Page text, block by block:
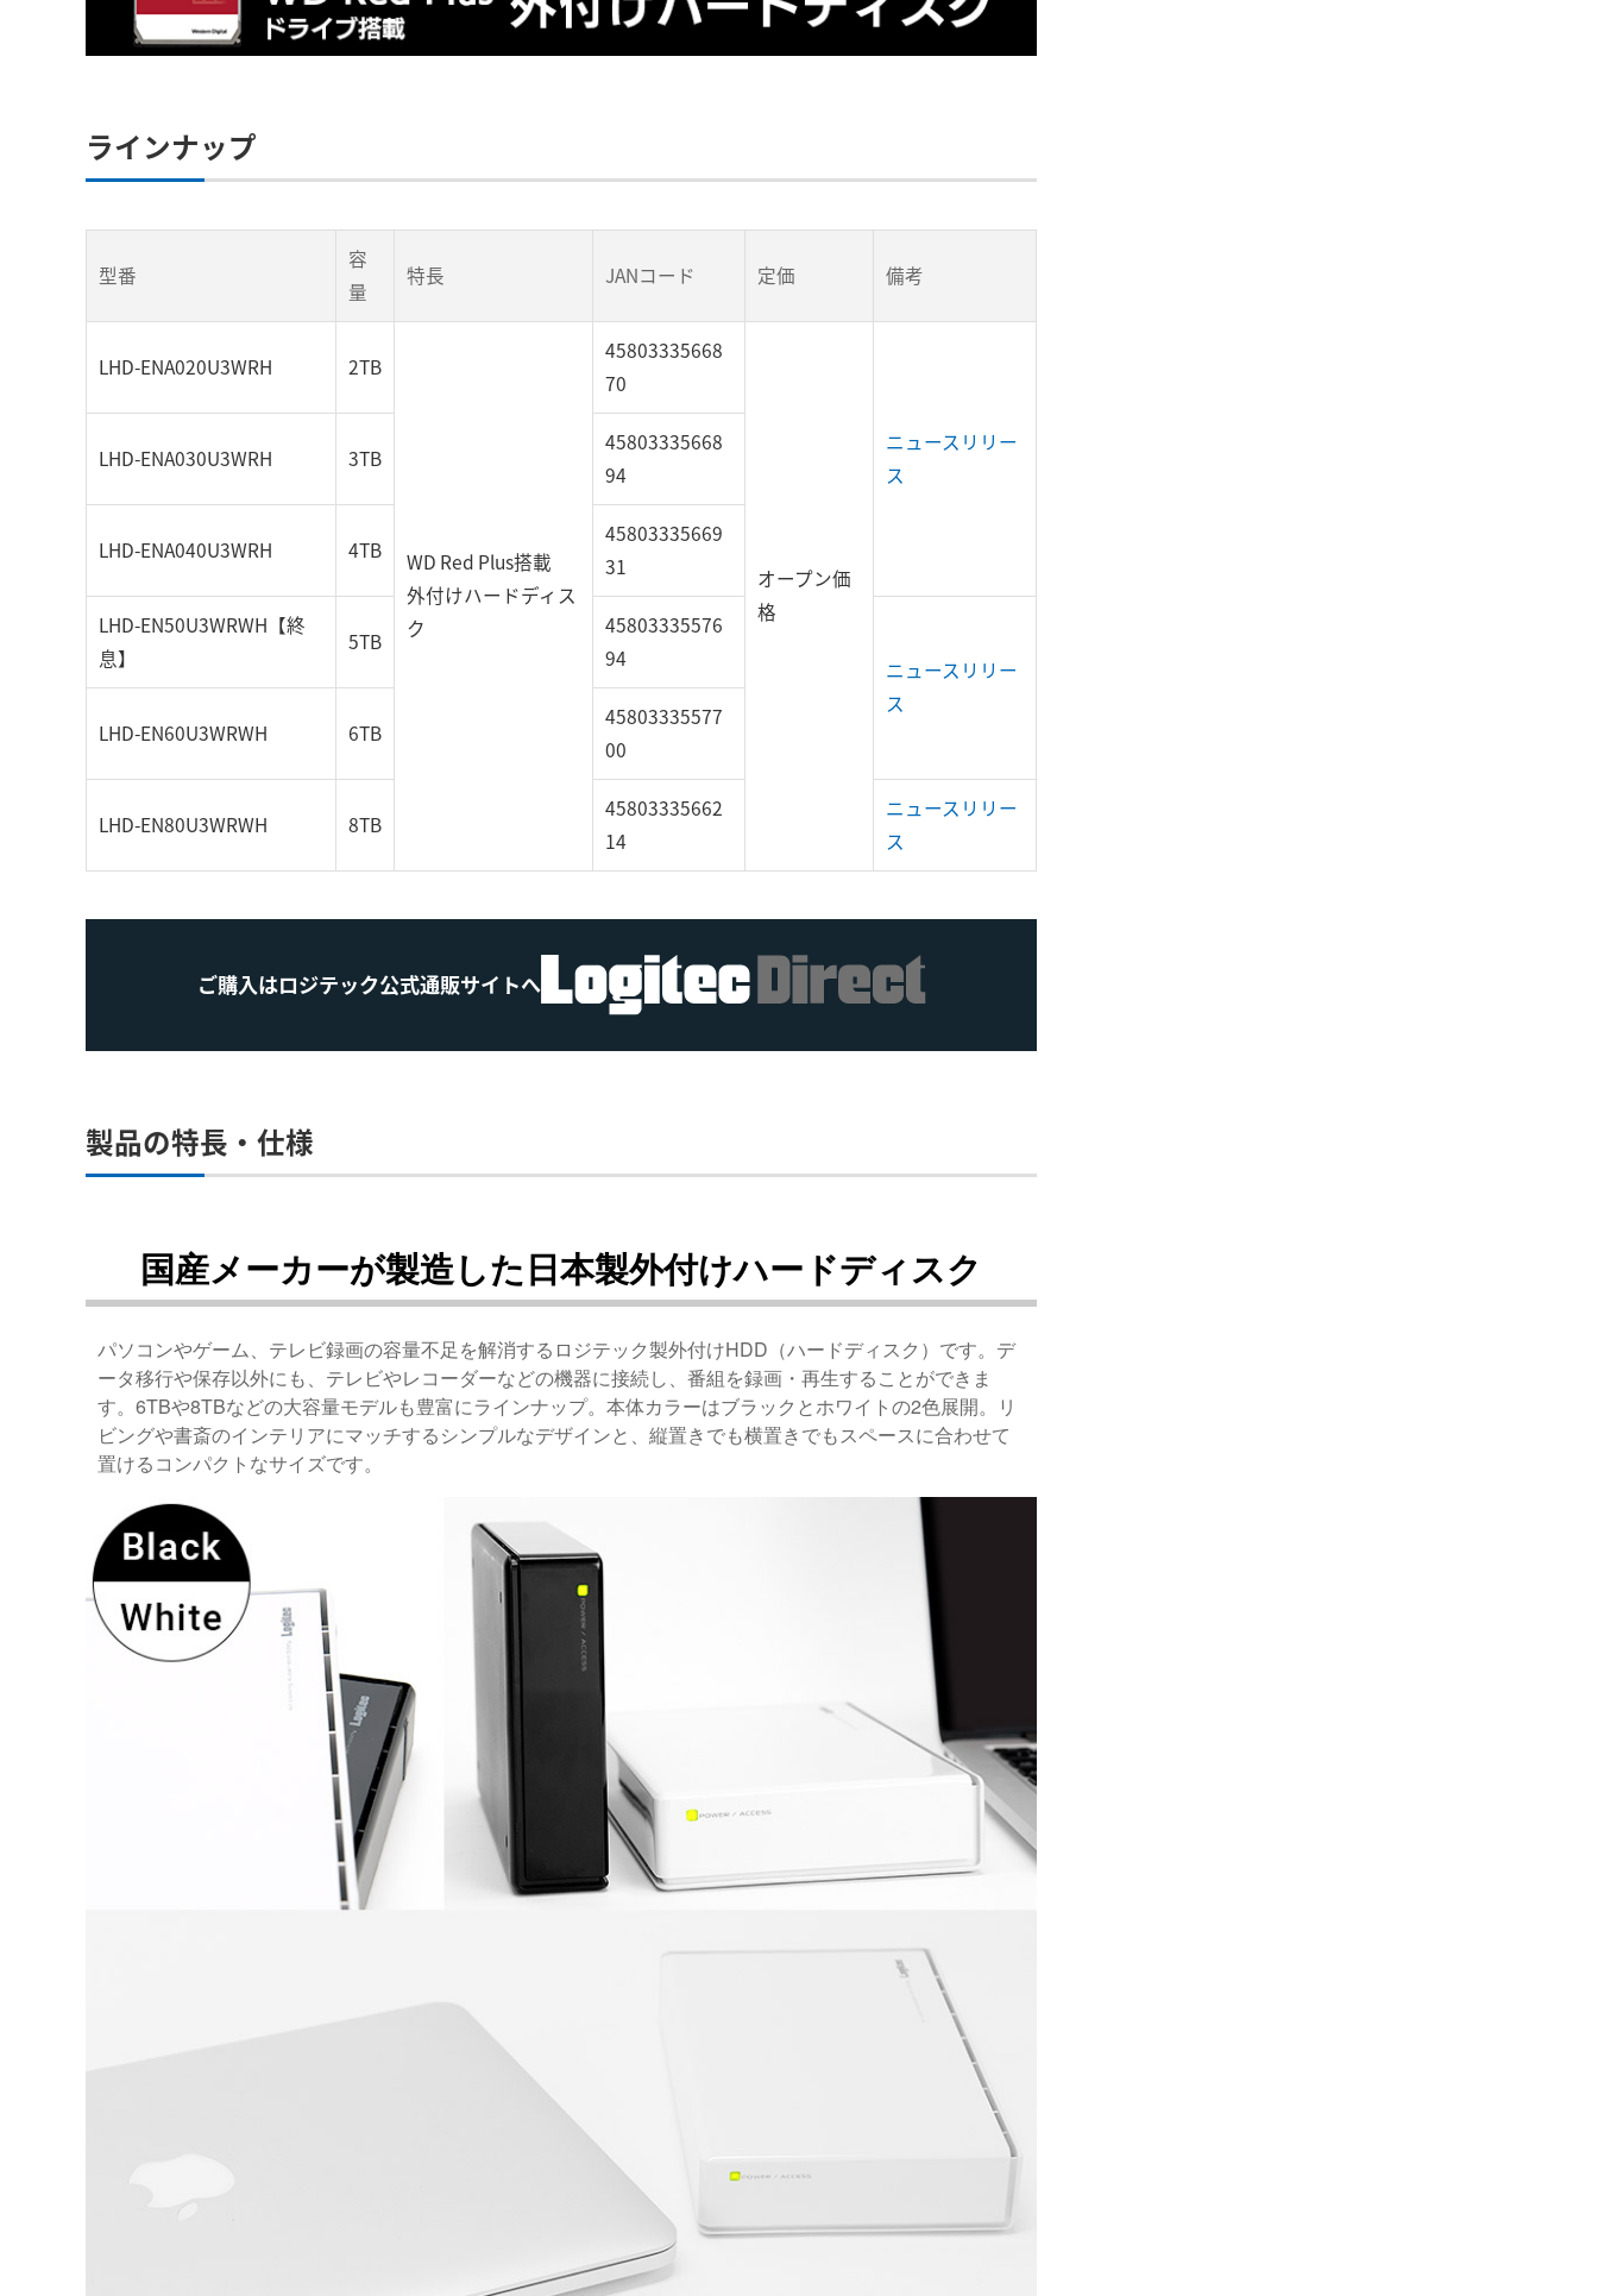
ラインナップ
型番
容
量
特長 JANコード 定価 備考
LHD-ENA020U3WRH 2TB
WD Red Plus搭載
外付けハードディス
ク
45803335668
70
オープン価
格
ニュースリリー
ス
LHD-ENA030U3WRH 3TB
45803335668
94
LHD-ENA040U3WRH 4TB
45803335669
31
LHD-EN50U3WRWH【終
息】
5TB
45803335576
94
ニュースリリー
ス
LHD-EN60U3WRWH
6TB
45803335577
00
LHD-EN80U3WRWH 8TB
45803335662
14
ニュースリリー
ス
ご購入はロジテック公式通販サイトへ
製品の特長・仕様
国産メーカーが製造した日本製外付けハードディスク
パソコンやゲーム、テレビ録画の容量不足を解消するロジテック製外付けHDD（ハードディスク）です。デ
ータ移行や保存以外にも、テレビやレコーダーなどの機器に接続し、番組を録画・再生することができま
す。6TBや8TBなどの大容量モデルも豊富にラインナップ。本体カラーはブラックとホワイトの2色展開。リ
ビングや書斎のインテリアにマッチするシンプルなデザインと、縦置きでも横置きでもスペースに合わせて
置けるコンパクトなサイズです。